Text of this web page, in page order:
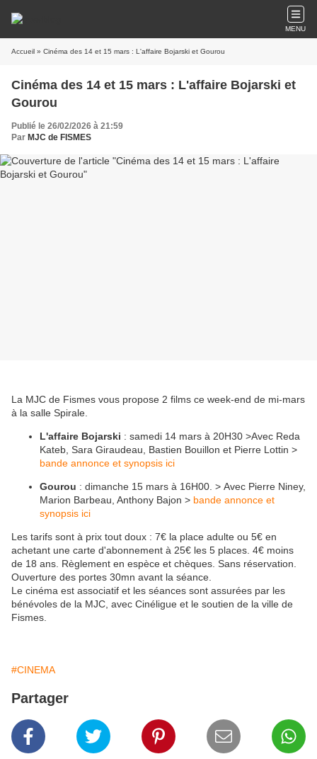
MENU
Accueil » Cinéma des 14 et 15 mars : L'affaire Bojarski et Gourou
Cinéma des 14 et 15 mars : L'affaire Bojarski et
Gourou
Publié le 26/02/2026 à 21:59
Par MJC de FISMES
La MJC de Fismes vous propose 2 films ce week-end de mi-mars
à la salle Spirale.
L'affaire Bojarski : samedi 14 mars à 20H30 >Avec Reda
Kateb, Sara Giraudeau, Bastien Bouillon et Pierre Lottin >
bande annonce et synopsis ici
Gourou : dimanche 15 mars à 16H00. > Avec Pierre Niney,
Marion Barbeau, Anthony Bajon > bande annonce et
synopsis ici
Les tarifs sont à prix tout doux : 7€ la place adulte ou 5€ en
achetant une carte d'abonnement à 25€ les 5 places. 4€ moins
de 18 ans. Règlement en espèce et chèques. Sans réservation.
Ouverture des portes 30mn avant la séance.
Le cinéma est associatif et les séances sont assurées par les
bénévoles de la MJC, avec Cinéligue et le soutien de la ville de
Fismes.
#CINEMA
Partager